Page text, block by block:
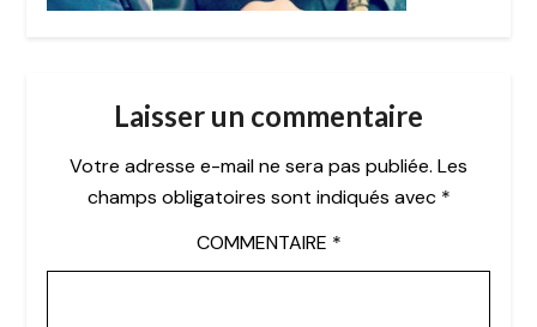
Laisser un commentaire
Votre adresse e-mail ne sera pas publiée. Les
champs obligatoires sont indiqués avec *
COMMENTAIRE *